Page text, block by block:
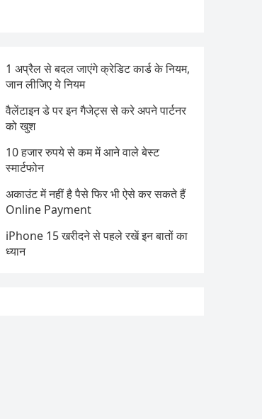
1 अप्रैल से बदल जाएंगे क्रेडिट कार्ड के नियम,
जान लीजिए ये नियम
वैलेंटाइन डे पर इन गैजेट्स से करे अपने पार्टनर
को खुश
10 हजार रुपये से कम में आने वाले बेस्ट
स्मार्टफोन
अकाउंट में नहीं है पैसे फिर भी ऐसे कर सकते हैं
Online Payment
iPhone 15 खरीदने से पहले रखें इन बातों का
ध्यान